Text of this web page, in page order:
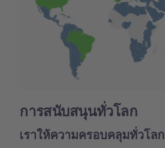
การสนับสนุนทั่วโลก
เราให้ความครอบคลุมทั่วโลก